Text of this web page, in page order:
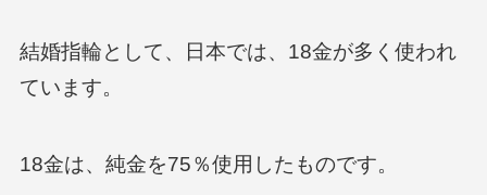
結婚指輪として、日本では、18金が多く使われ
ています。
18金は、純金を75％使用したものです。